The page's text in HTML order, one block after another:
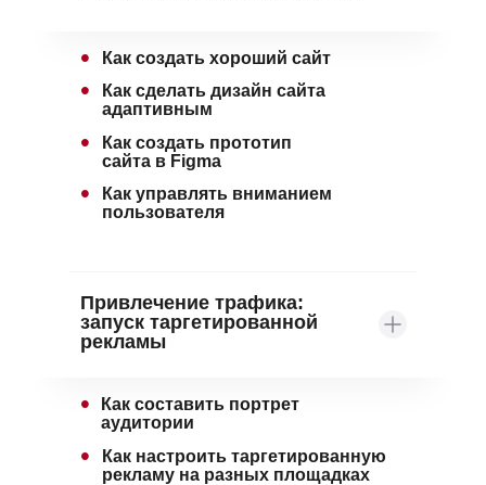
Как создать хороший сайт
•
Как сделать дизайн сайта
адаптивным
•
Как создать прототип
сайта в Figma
•
Как управлять вниманием
пользователя
•
Привлечение трафика:
запуск таргетированной
рекламы
Как составить портрет
аудитории
•
Как настроить таргетированную
рекламу на разных площадках
•